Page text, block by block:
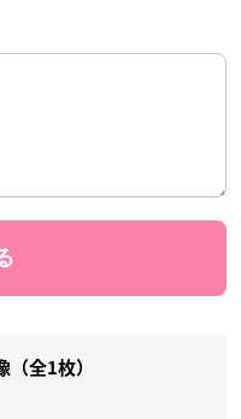
（全1枚）